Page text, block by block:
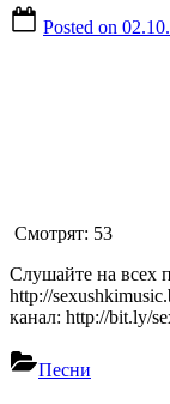
Posted on
Смотрят: 53
Слушайте на всех
http://
канал: http://bit.ly/
Песни